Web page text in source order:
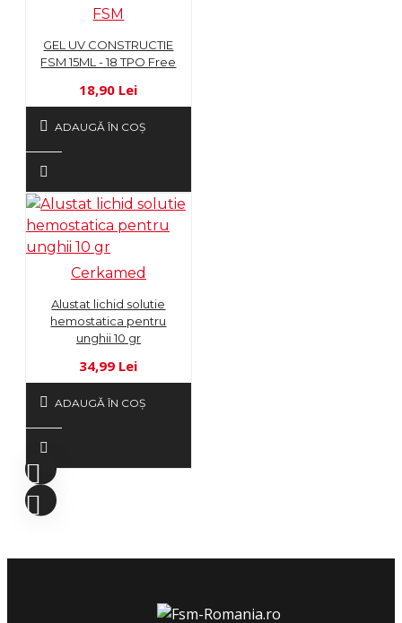
FSM
GEL UV CONSTRUCTIE
FSM 15ML - 18 TPO Free
18,90 Lei
ADAUGĂ ÎN COŞ
Cerkamed
Alustat lichid solutie
hemostatica pentru
unghii 10 gr
34,99 Lei
ADAUGĂ ÎN COŞ